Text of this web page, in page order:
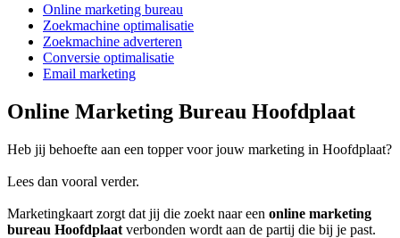
Online marketing bureau
Zoekmachine optimalisatie
Zoekmachine adverteren
Conversie optimalisatie
Email marketing
Online Marketing Bureau Hoofdplaat
Heb jij behoefte aan een topper voor jouw marketing in Hoofdplaat?
Lees dan vooral verder.
Marketingkaart zorgt dat jij die zoekt naar een online marketing
bureau Hoofdplaat verbonden wordt aan de partij die bij je past.